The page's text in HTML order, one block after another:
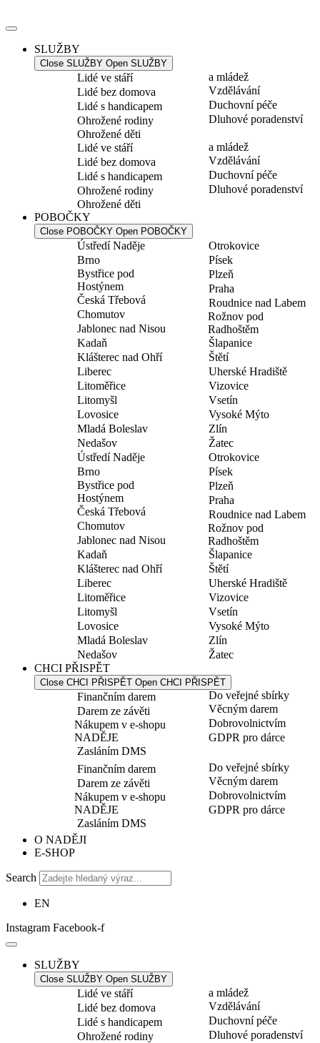
k
SLUŽBY
Close SLUŽBY Open SLUŽBY
Lidé ve stáří
Lidé bez domova
Lidé s handicapem
Ohrožené rodiny
Ohrožené děti
a mládež
Vzdělávání
Duchovní péče
Dluhové poradenství
Lidé ve stáří
Lidé bez domova
Lidé s handicapem
Ohrožené rodiny
Ohrožené děti
a mládež
Vzdělávání
Duchovní péče
Dluhové poradenství
POBOČKY
Close POBOČKY Open POBOČKY
Ústředí Naděje
Brno
Bystřice pod
Hostýnem
Česká Třebová
Chomutov
Jablonec nad Nisou
Kadaň
Klášterec nad Ohří
Liberec
Litoměřice
Litomyšl
Lovosice
Mladá Boleslav
Nedašov
Otrokovice
Písek
Plzeň
Praha
Roudnice nad Labem
Rožnov pod
Radhoštěm
Šlapanice
Štětí
Uherské Hradiště
Vizovice
Vsetín
Vysoké Mýto
Zlín
Žatec
Ústředí Naděje
Brno
Bystřice pod
Hostýnem
Česká Třebová
Chomutov
Jablonec nad Nisou
Kadaň
Klášterec nad Ohří
Liberec
Litoměřice
Litomyšl
Lovosice
Mladá Boleslav
Nedašov
Otrokovice
Písek
Plzeň
Praha
Roudnice nad Labem
Rožnov pod
Radhoštěm
Šlapanice
Štětí
Uherské Hradiště
Vizovice
Vsetín
Vysoké Mýto
Zlín
Žatec
CHCI PŘISPĚT
Close CHCI PŘISPĚT Open CHCI PŘISPĚT
Finančním darem
Darem ze závěti
Nákupem v e-shopu
NADĚJE
Zasláním DMS
Do veřejné sbírky
Věcným darem
Dobrovolnictvím
GDPR pro dárce
Finančním darem
Darem ze závěti
Nákupem v e-shopu
NADĚJE
Zasláním DMS
Do veřejné sbírky
Věcným darem
Dobrovolnictvím
GDPR pro dárce
O NADĚJI
E-SHOP
Search
EN
Instagram Facebook-f
SLUŽBY
Close SLUŽBY Open SLUŽBY
Lidé ve stáří
Lidé bez domova
Lidé s handicapem
Ohrožené rodiny
a mládež
Vzdělávání
Duchovní péče
Dluhové poradenství